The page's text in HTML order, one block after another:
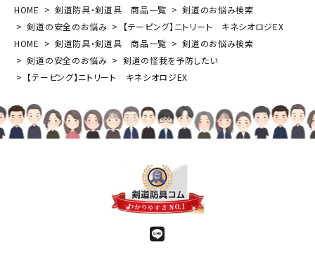
HOME
剣道防具・剣道具 商品一覧
剣道のお悩み検索
剣道の安全のお悩み
【テーピング】ニトリート キネシオロジEX
HOME
剣道防具・剣道具 商品一覧
剣道のお悩み検索
剣道の安全のお悩み
剣道の怪我を予防したい
【テーピング】ニトリート キネシオロジEX